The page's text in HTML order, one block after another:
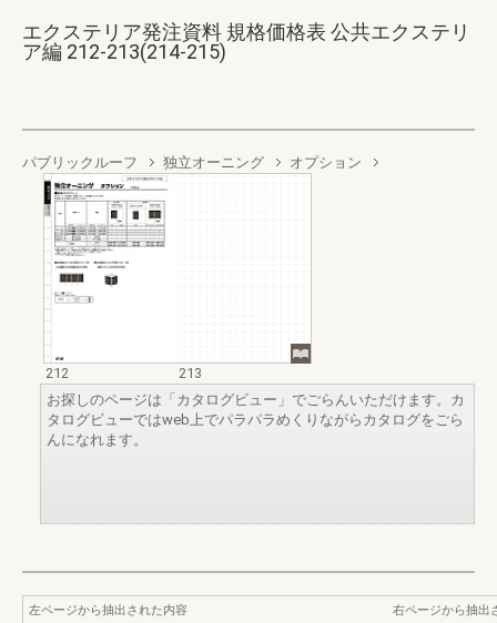
エクステリア発注資料 規格価格表 公共エクステリ
ア編 212-213(214-215)
パブリックルーフ 独立オーニング オプション
212
213
お探しのページは「カタログビュー」でごらんいただけます。カ
タログビューではweb上でパラパラめくりながらカタログをごら
んになれます。
左ページから抽出された内容
右ページから抽出